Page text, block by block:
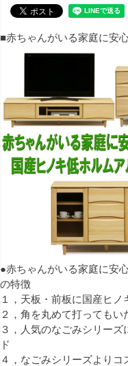
■赤ちゃんがいる家庭に安
●赤ちゃんがいる家庭に安
の特徴
１，天板・前板に国産ヒ
２，角を丸めて打ってもい
３，人気のなごみシリー
ド
４，なごみシリーズよりコ